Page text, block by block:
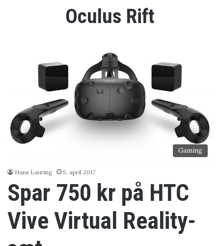
Oculus Rift
Gaming
Hans Lauring 5. april 2017
Spar 750 kr på HTC
Vive Virtual Reality-